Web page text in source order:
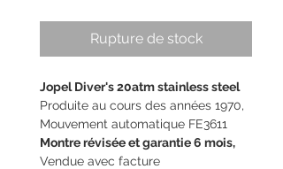
Rupture de stock
Jopel Diver's 20atm stainless steel
Produite au cours des années 1970,
Mouvement automatique FE3611
Montre révisée et garantie 6 mois,
Vendue avec facture